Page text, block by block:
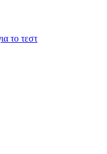
το τεστ